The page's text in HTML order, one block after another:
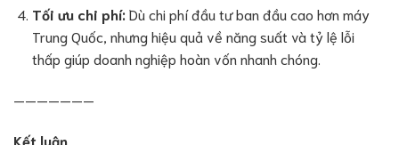
Tối ưu chi phí: Dù chi phí đầu tư ban đầu cao hơn máy
Trung Quốc, nhưng hiệu quả về năng suất và tỷ lệ lỗi
thấp giúp doanh nghiệp hoàn vốn nhanh chóng.
———————
Kết luận